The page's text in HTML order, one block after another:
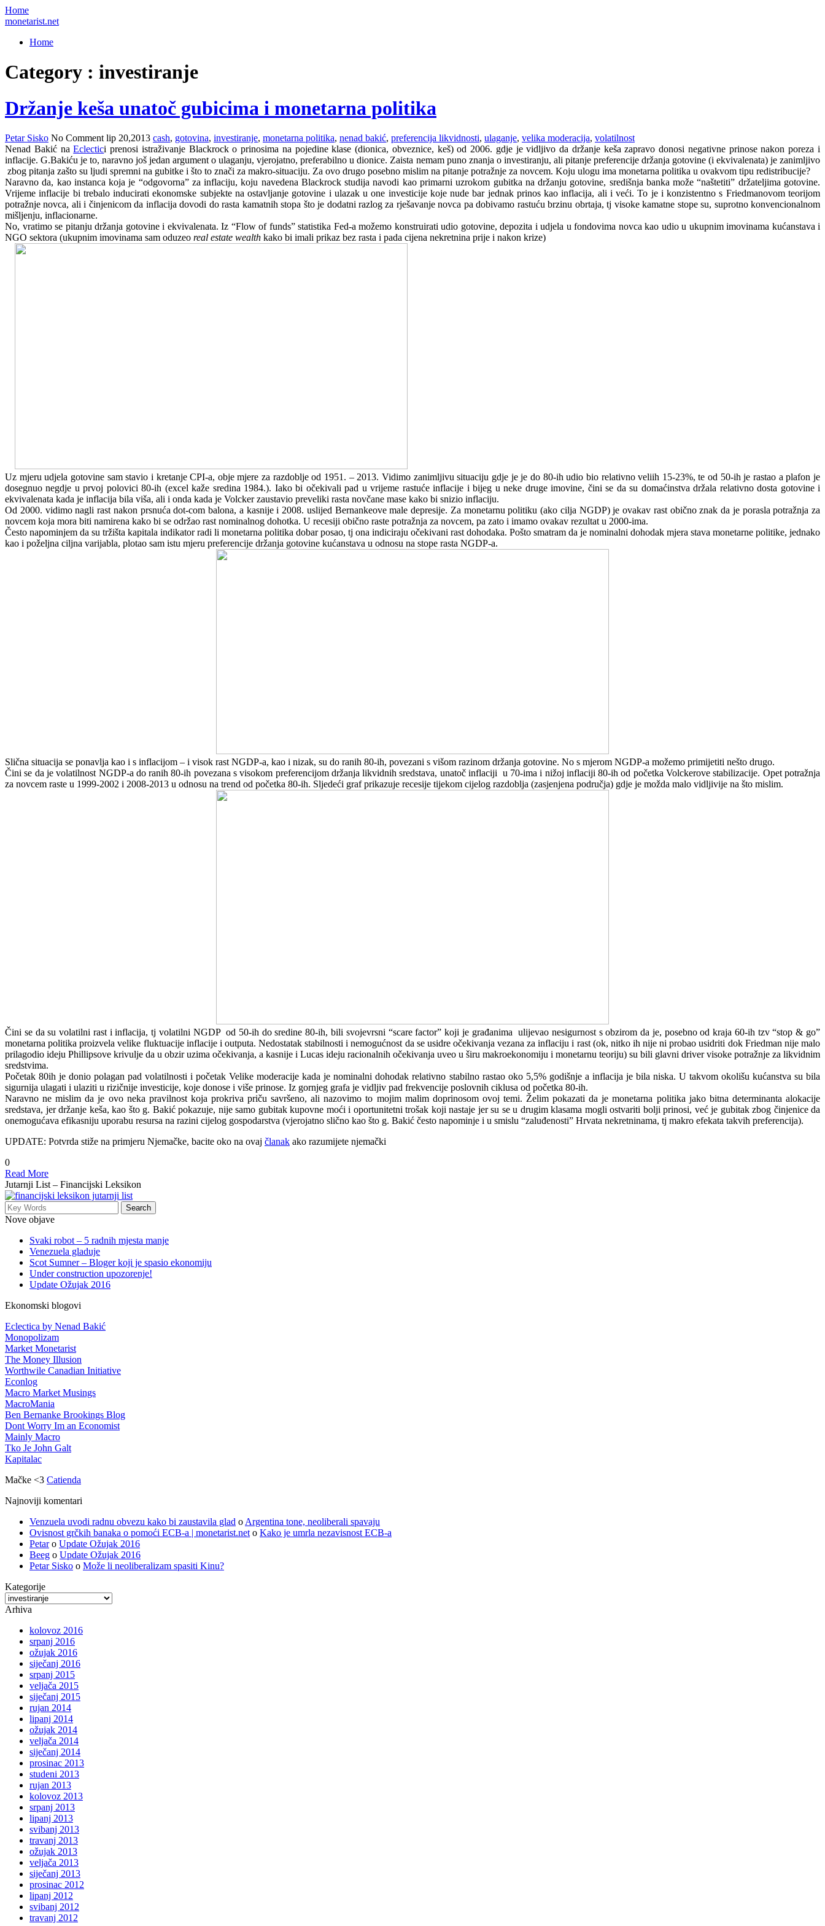
Home
monetarist.net
Home
Category : investiranje
Držanje keša unatoč gubicima i monetarna politika
Petar Sisko No Comment lip 20,2013 cash, gotovina, investiranje, monetarna politika, nenad bakić, preferencija likvidnosti, ulaganje, velika moderacija, volatilnost
Nenad Bakić naEclectici prenosi istraživanje Blackrock o prinosima na pojedine klase (dionica, obveznice, keš) od 2006. gdje je vidljivo da držanje keša zapravo donosi negativne prinose nakon poreza i
inflacije. G.Bakiću je to, naravno još jedan argument o ulaganju, vjerojatno, preferabilno u dionice. Zaista nemam puno znanja o investiranju, ali pitanje preferencije držanja gotovine (i ekvivalenata) je zanimljivo
zbog pitanja zašto su ljudi spremni na gubitke i što to znači za makro-situaciju. Za ovo drugo posebno mislim na pitanje potražnje za novcem. Koju ulogu ima monetarna politika u ovakvom tipu redistribucije?
Naravno da, kao instanca koja je “odgovorna” za inflaciju, koju navedena Blackrock studija navodi kao primarni uzrokom gubitka na držanju gotovine, središnja banka može “naštetiti” držateljima gotovine.
Vrijeme inflacije bi trebalo inducirati ekonomske subjekte na ostavljanje gotovine i ulazak u one investicije koje nude bar jednak prinos kao inflacija, ali i veći. To je i konzistentno s Friedmanovom teorijom
potražnje novca, ali i činjenicom da inflacija dovodi do rasta kamatnih stopa što je dodatni razlog za rješavanje novca pa dobivamo rastuću brzinu obrtaja, tj visoke kamatne stope su, suprotno konvencionalnom
mišljenju, inflacionarne.
No, vratimo se pitanju držanja gotovine i ekvivalenata. Iz “Flow of funds” statistika Fed-a možemo konstruirati udio gotovine, depozita i udjela u fondovima novca kao udio u ukupnim imovinama kućanstava i
NGO sektora (ukupnim imovinama sam oduzeo real estate wealth kako bi imali prikaz bez rasta i pada cijena nekretnina prije i nakon krize)
Uz mjeru udjela gotovine sam stavio i kretanje CPI-a, obje mjere za razdoblje od 1951. – 2013. Vidimo zanimljivu situaciju gdje je je do 80-ih udio bio relativno veliih 15-23%, te od 50-ih je rastao a plafon je
dosegnuo negdje u prvoj polovici 80-ih (excel kaže sredina 1984.). Iako bi očekivali pad u vrijeme rastuće inflacije i bijeg u neke druge imovine, čini se da su domaćinstva držala relativno dosta gotovine i
ekvivalenata kada je inflacija bila viša, ali i onda kada je Volcker zaustavio preveliki rasta novčane mase kako bi snizio inflaciju.
Od 2000. vidimo nagli rast nakon prsnuća dot-com balona, a kasnije i 2008. uslijed Bernankeove male depresije. Za monetarnu politiku (ako cilja NGDP) je ovakav rast obično znak da je porasla potražnja za
novcem koja mora biti namirena kako bi se održao rast nominalnog dohotka. U recesiji obično raste potražnja za novcem, pa zato i imamo ovakav rezultat u 2000-ima.
Često napominjem da su tržišta kapitala indikator radi li monetarna politika dobar posao, tj ona indiciraju očekivani rast dohodaka. Pošto smatram da je nominalni dohodak mjera stava monetarne politike, jednako
kao i poželjna ciljna varijabla, plotao sam istu mjeru preferencije držanja gotovine kućanstava u odnosu na stope rasta NGDP-a.
Slična situacija se ponavlja kao i s inflacijom – i visok rast NGDP-a, kao i nizak, su do ranih 80-ih, povezani s višom razinom držanja gotovine. No s mjerom NGDP-a možemo primijetiti nešto drugo.
Čini se da je volatilnost NGDP-a do ranih 80-ih povezana s visokom preferencijom držanja likvidnih sredstava, unatoč inflaciji u 70-ima i nižoj inflaciji 80-ih od početka Volckerove stabilizacije. Opet potražnja
za novcem raste u 1999-2002 i 2008-2013 u odnosu na trend od početka 80-ih. Sljedeći graf prikazuje recesije tijekom cijelog razdoblja (zasjenjena područja) gdje je možda malo vidljivije na što mislim.
Čini se da su volatilni rast i inflacija, tj volatilni NGDP od 50-ih do sredine 80-ih, bili svojevrsni “scare factor” koji je građanima ulijevao nesigurnost s obzirom da je, posebno od kraja 60-ih tzv “stop & go”
monetarna politika proizvela velike fluktuacije inflacije i outputa. Nedostatak stabilnosti i nemogućnost da se usidre očekivanja vezana za inflaciju i rast (ok, nitko ih nije ni probao usidriti dok Friedman nije malo
prilagodio ideju Phillipsove krivulje da u obzir uzima očekivanja, a kasnije i Lucas ideju racionalnih očekivanja uveo u širu makroekonomiju i monetarnu teoriju) su bili glavni driver visoke potražnje za likvidnim
sredstvima.
Početak 80ih je donio polagan pad volatilnosti i početak Velike moderacije kada je nominalni dohodak relativno stabilno rastao oko 5,5% godišnje a inflacija je bila niska. U takvom okolišu kućanstva su bila
sigurnija ulagati i ulaziti u rizičnije investicije, koje donose i više prinose. Iz gornjeg grafa je vidljiv pad frekvencije poslovnih ciklusa od početka 80-ih.
Naravno ne mislim da je ovo neka pravilnost koja prokriva priču savršeno, ali nazovimo to mojim malim doprinosom ovoj temi. Želim pokazati da je monetarna politika jako bitna determinanta alokacije
sredstava, jer držanje keša, kao što g. Bakić pokazuje, nije samo gubitak kupovne moći i oportunitetni trošak koji nastaje jer su se u drugim klasama mogli ostvariti bolji prinosi, već je gubitak zbog činjenice da
onemogućava efikasniju uporabu resursa na razini cijelog gospodarstva (vjerojatno slično kao što g. Bakić često napominje i u smislu “zaluđenosti” Hrvata nekretninama, tj makro efekata takvih preferencija).
UPDATE: Potvrda stiže na primjeru Njemačke, bacite oko na ovaj članak ako razumijete njemački
0
Read More
Jutarnji List – Financijski Leksikon
Nove objave
Svaki robot – 5 radnih mjesta manje
Venezuela gladuje
Scot Sumner – Bloger koji je spasio ekonomiju
Under construction upozorenje!
Update Ožujak 2016
Ekonomski blogovi
Eclectica by Nenad Bakić
Monopolizam
Market Monetarist
The Money Illusion
Worthwile Canadian Initiative
Econlog
Macro Market Musings
MacroMania
Ben Bernanke Brookings Blog
Dont Worry Im an Economist
Mainly Macro
Tko Je John Galt
Kapitalac
Mačke <3 Catienda
Najnoviji komentari
Venzuela uvodi radnu obvezu kako bi zaustavila glad o Argentina tone, neoliberali spavaju
Ovisnost grčkih banaka o pomoći ECB-a | monetarist.net o Kako je umrla nezavisnost ECB-a
Petaro Update Ožujak 2016
Beeg o Update Ožujak 2016
Petar Sisko o Može li neoliberalizam spasiti Kinu?
Kategorije
Kategorije
Arhiva
kolovoz 2016
srpanj 2016
ožujak 2016
siječanj 2016
srpanj 2015
veljača 2015
siječanj 2015
rujan 2014
lipanj 2014
ožujak 2014
veljača 2014
siječanj 2014
prosinac 2013
studeni 2013
rujan 2013
kolovoz 2013
srpanj 2013
lipanj 2013
svibanj 2013
travanj 2013
ožujak 2013
veljača 2013
siječanj 2013
prosinac 2012
lipanj 2012
svibanj 2012
travanj 2012